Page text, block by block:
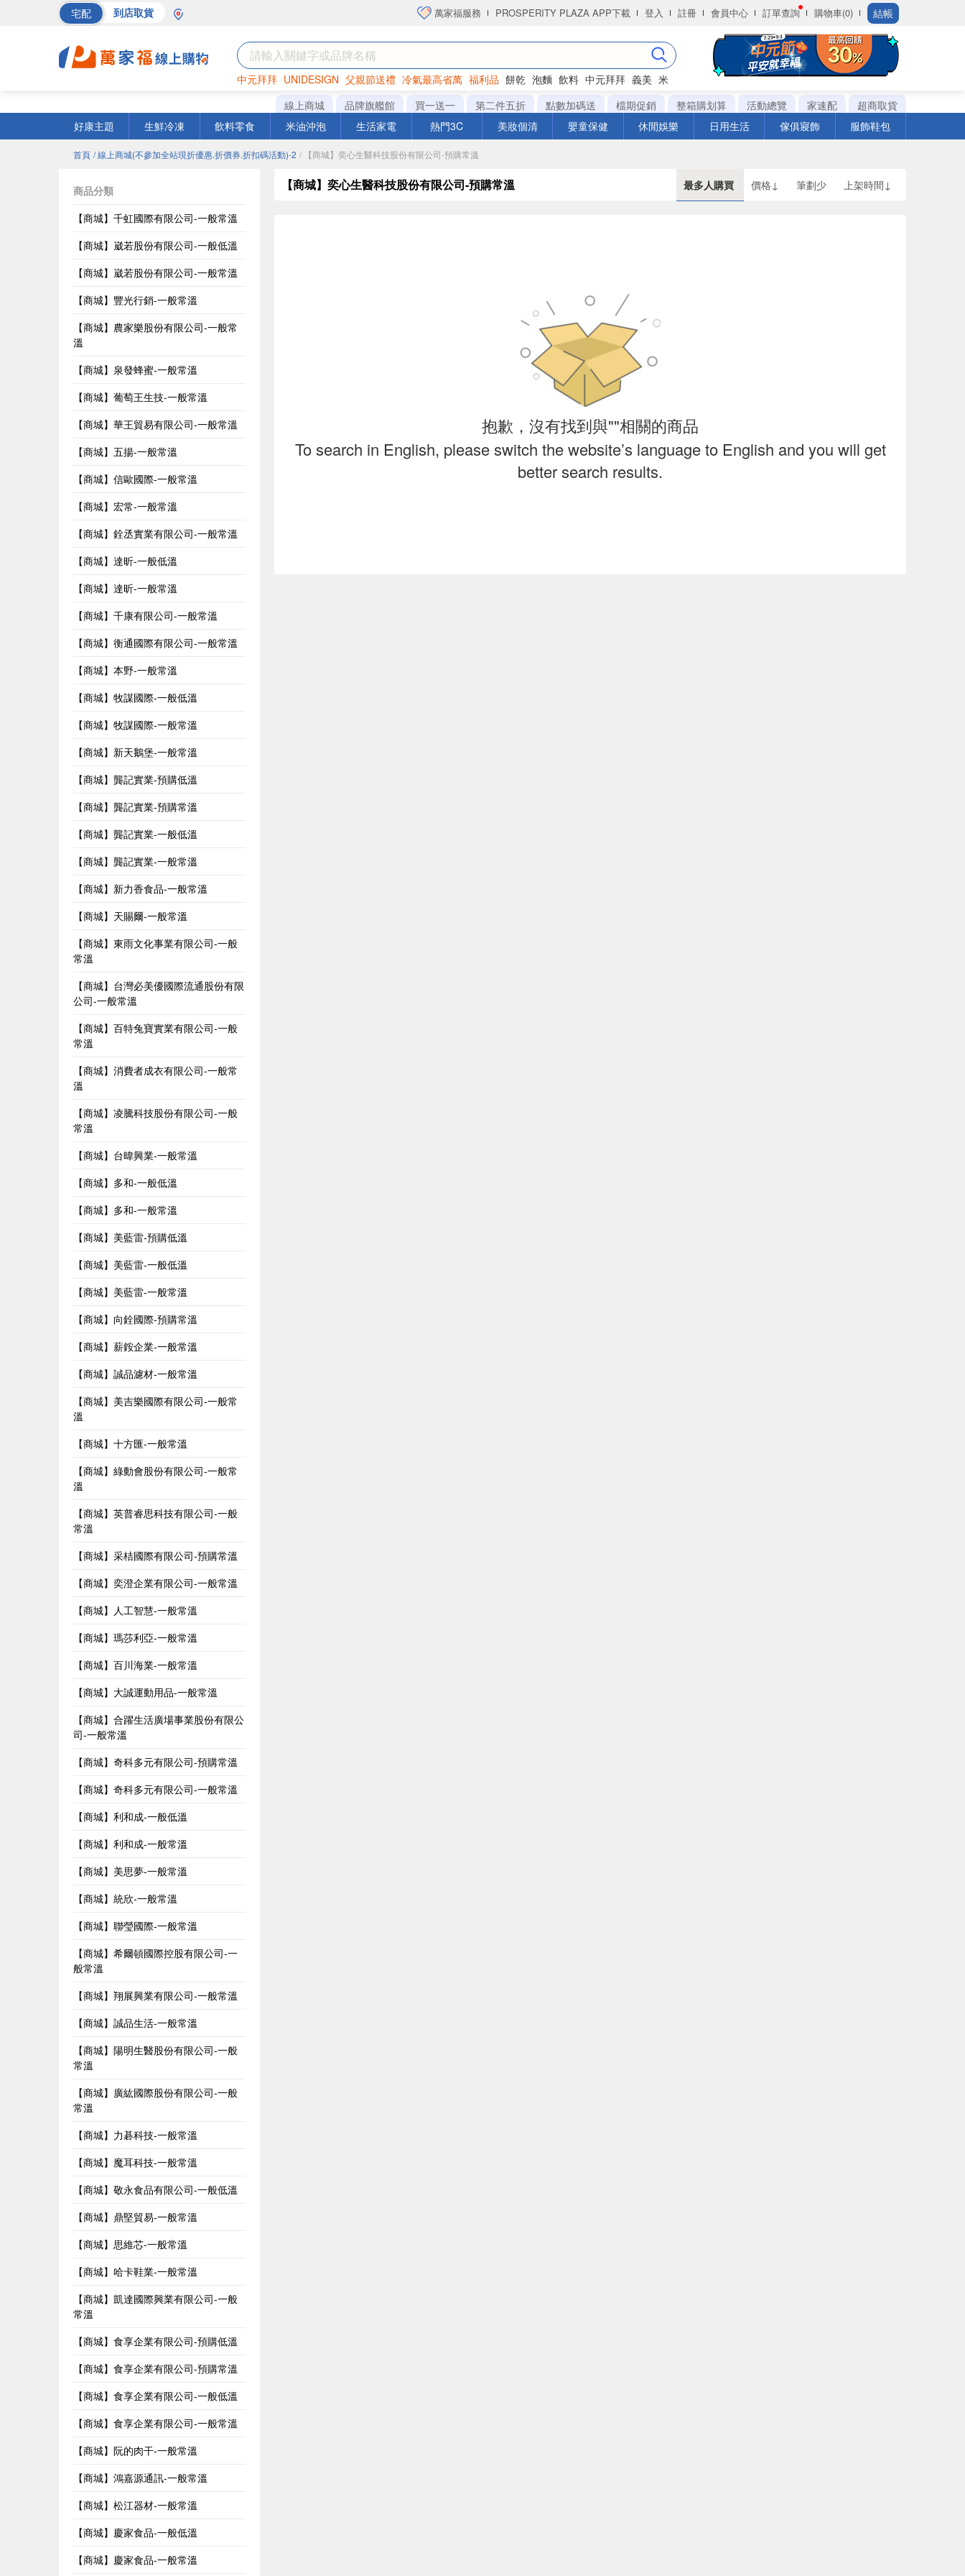
宅配 到店取貨 萬家福服務 PROSPERITY PLAZA APP下載 登入 註冊 會員中心 訂單查詢 購物車(0) 結帳
中元拜拜 UNIDESIGN 父親節送禮 冷氣最高省萬 福利品 餅乾 泡麵 飲料 中元拜拜 義美 米
罐頭 海苔 洋芋片
線上商城 品牌旗艦館 買一送一 第二件五折 點數加碼送 檔期促銷 整箱購划算 活動總覽 家速配
超商取貨
好康主題
生鮮冷凍 飲料零食 米油沖泡 生活家電 熱門3C 美妝個清 嬰童保健 休閒娛樂 日用生活 傢俱寢飾 服飾鞋包
首頁 / 線上商城(不參加全站現折優惠.折價券.折扣碼活動)-2 / 【商城】奕心生醫科技股份有限公司-預購常溫
商品分類
【商城】千虹國際有限公司-一般常溫
【商城】崴若股份有限公司-一般低溫
【商城】崴若股份有限公司-一般常溫
【商城】豐光行銷-一般常溫
【商城】農家樂股份有限公司-一般常
溫
【商城】泉發蜂蜜-一般常溫
【商城】葡萄王生技-一般常溫
【商城】華王貿易有限公司-一般常溫
【商城】五揚-一般常溫
【商城】信歐國際-一般常溫
【商城】宏常-一般常溫
【商城】銓丞實業有限公司-一般常溫
【商城】達昕-一般低溫
【商城】達昕-一般常溫
【商城】千康有限公司-一般常溫
【商城】衡通國際有限公司-一般常溫
【商城】本野-一般常溫
【商城】牧謀國際-一般低溫
【商城】牧謀國際-一般常溫
【商城】新天鵝堡-一般常溫
【商城】龔記實業-預購低溫
【商城】龔記實業-預購常溫
【商城】龔記實業-一般低溫
【商城】龔記實業-一般常溫
【商城】新力香食品-一般常溫
【商城】天賜爾-一般常溫
【商城】東雨文化事業有限公司-一般
常溫
【商城】台灣必美優國際流通股份有限
公司-一般常溫
【商城】百特兔寶實業有限公司-一般
常溫
【商城】消費者成衣有限公司-一般常
溫
【商城】凌騰科技股份有限公司-一般
常溫
【商城】台暐興業-一般常溫
【商城】多和-一般低溫
【商城】多和-一般常溫
【商城】美藍雷-預購低溫
【商城】美藍雷-一般低溫
【商城】美藍雷-一般常溫
【商城】向銓國際-預購常溫
【商城】薪銨企業-一般常溫
【商城】誠品濾材-一般常溫
【商城】美吉樂國際有限公司-一般常
溫
【商城】十方匯-一般常溫
【商城】綠動會股份有限公司-一般常
溫
【商城】英普睿思科技有限公司-一般
常溫
【商城】采桔國際有限公司-預購常溫
【商城】奕澄企業有限公司-一般常溫
【商城】人工智慧-一般常溫
【商城】瑪莎利亞-一般常溫
【商城】百川海業-一般常溫
【商城】大誠運動用品-一般常溫
【商城】合躍生活廣場事業股份有限公
司-一般常溫
【商城】奇科多元有限公司-預購常溫
【商城】奇科多元有限公司-一般常溫
【商城】利和成-一般低溫
【商城】利和成-一般常溫
【商城】美思夢-一般常溫
【商城】統欣-一般常溫
【商城】聯瑩國際-一般常溫
【商城】希爾頓國際控股有限公司-一
般常溫
【商城】翔展興業有限公司-一般常溫
【商城】誠品生活-一般常溫
【商城】陽明生醫股份有限公司-一般
常溫
【商城】廣紘國際股份有限公司-一般
常溫
【商城】力碁科技-一般常溫
【商城】魔耳科技-一般常溫
【商城】敬永食品有限公司-一般低溫
【商城】鼎堅貿易-一般常溫
【商城】思維芯-一般常溫
【商城】哈卡鞋業-一般常溫
【商城】凱達國際興業有限公司-一般
常溫
【商城】食享企業有限公司-預購低溫
【商城】食享企業有限公司-預購常溫
【商城】食享企業有限公司-一般低溫
【商城】食享企業有限公司-一般常溫
【商城】阮的肉干-一般常溫
【商城】鴻嘉源通訊-一般常溫
【商城】松江器材-一般常溫
【商城】慶家食品-一般低溫
【商城】慶家食品-一般常溫
【商城】奕心生醫科技股份有限公司-預購常溫 最多人購買 價格↓ 筆劃少 上架時間↓
抱歉，沒有找到與""相關的商品
To search in English, please switch the website’s language to English and you will get
better search results.